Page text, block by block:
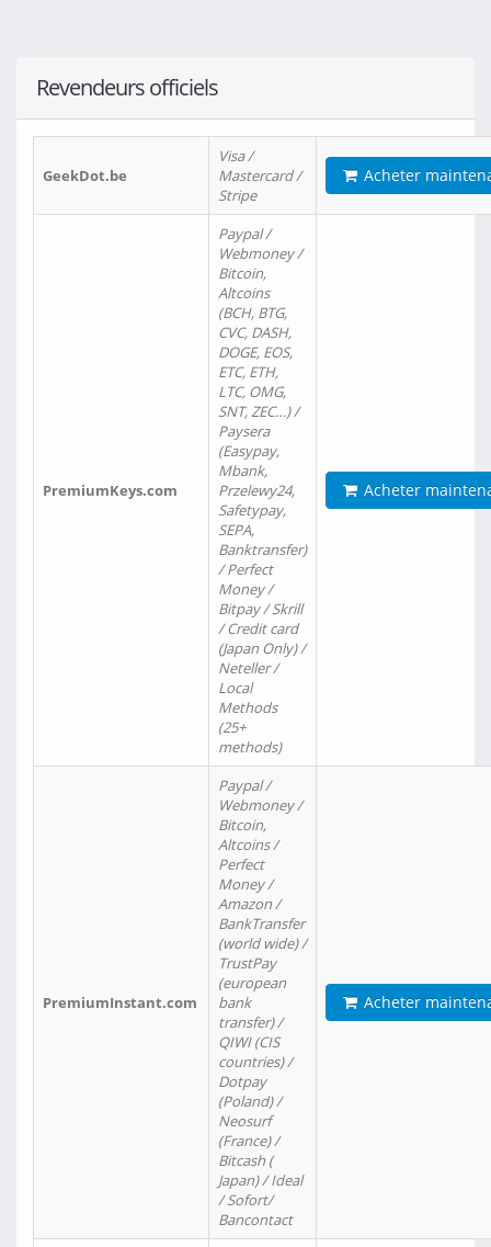
Revendeurs officiels
GeekDot.be
Visa /
Mastercard /
Stripe
Acheter
PremiumKeys.com
Paypal /
Webmoney /
Bitcoin,
Altcoins
(BCH, BTG,
CVC, DASH,
DOGE, EOS,
ETC, ETH,
LTC, OMG,
SNT, ZEC…) /
Paysera
(Easypay,
Mbank,
Przelewy24,
Safetypay,
SEPA,
Banktransfer)
/ Perfect
Money /
Bitpay / Skrill
/ Credit card
(Japan Only) /
Neteller /
Local
Methods
(25+
methods)
Acheter
PremiumInstant.com
Paypal /
Webmoney /
Bitcoin,
Altcoins /
Perfect
Money /
Amazon /
BankTransfer
(world wide) /
TrustPay
(european
bank
transfer) /
QIWI (CIS
countries) /
Dotpay
(Poland) /
Neosurf
(France) /
Bitcash (
Japan) / Ideal
/ Sofort/
Bancontact
Acheter